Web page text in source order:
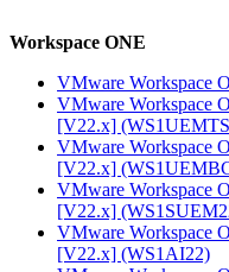
Workspace ONE
VMware Workspace
VMware Workspace
[V22.x]
VMware Workspace
[V22.x]
VMware Workspace
[V22.x]
VMware Workspace
[V22.x] (WS1AI22)